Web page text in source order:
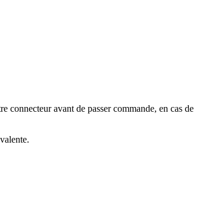
connecteur avant de passer commande, en cas de